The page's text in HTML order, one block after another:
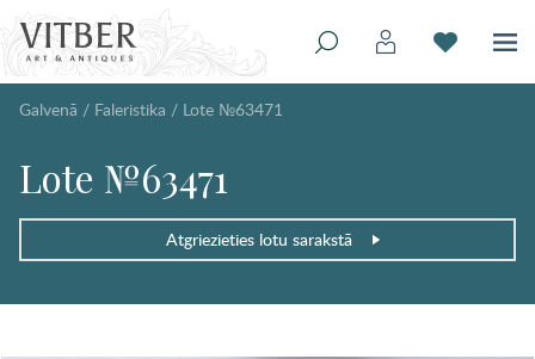
Galvenā / Faleristika / Lote №63471
Lote №63471
Atgriezieties lotu sarakstā